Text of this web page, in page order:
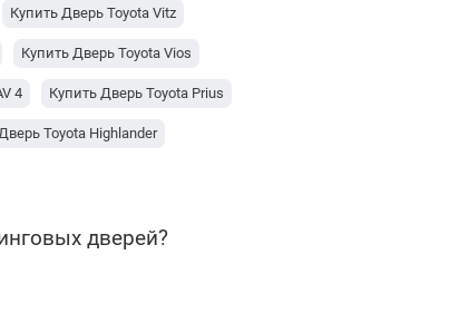
Купить Дверь Toyota Vitz
Купить Дверь Toyota Vios
4 Купить Дверь Toyota Prius
Toyota Highlander
Купить Дверь Lexus GS-серия
дверей?